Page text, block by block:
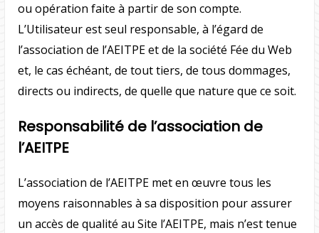
ou opération faite à partir de son compte.
L’Utilisateur est seul responsable, à l’égard de
l’association de l’AEITPE et de la société Fée du Web
et, le cas échéant, de tout tiers, de tous dommages,
directs ou indirects, de quelle que nature que ce soit.
Responsabilité de l’association de
l’AEITPE
L’association de l’AEITPE met en œuvre tous les
moyens raisonnables à sa disposition pour assurer
un accès de qualité au Site l’AEITPE, mais n’est tenue